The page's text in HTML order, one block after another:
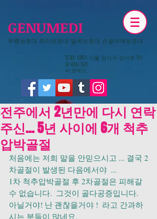
GENUMEDI
무릎보호대 허리보호대 발목보호대 손팔어깨보호대
​Seoul KOREA 서울 강서구 강서로 154
02-6959-3520
​바코메드
전주에서 2년만에 다시 연락
주신... 5년 사이에 6개 척추
압박골절
처음에는 저희 말을 안믿으시고 ... 결국 2
차골절이 발생된 다음에서야  ...
1차 척추압박골절 후 2차골절은 피해갈
수 없습니다.  그것이 골다공증입니다.
아닐거야! 난 괜찮을거야 !  라고 간과하
시는 분들이 많네요.